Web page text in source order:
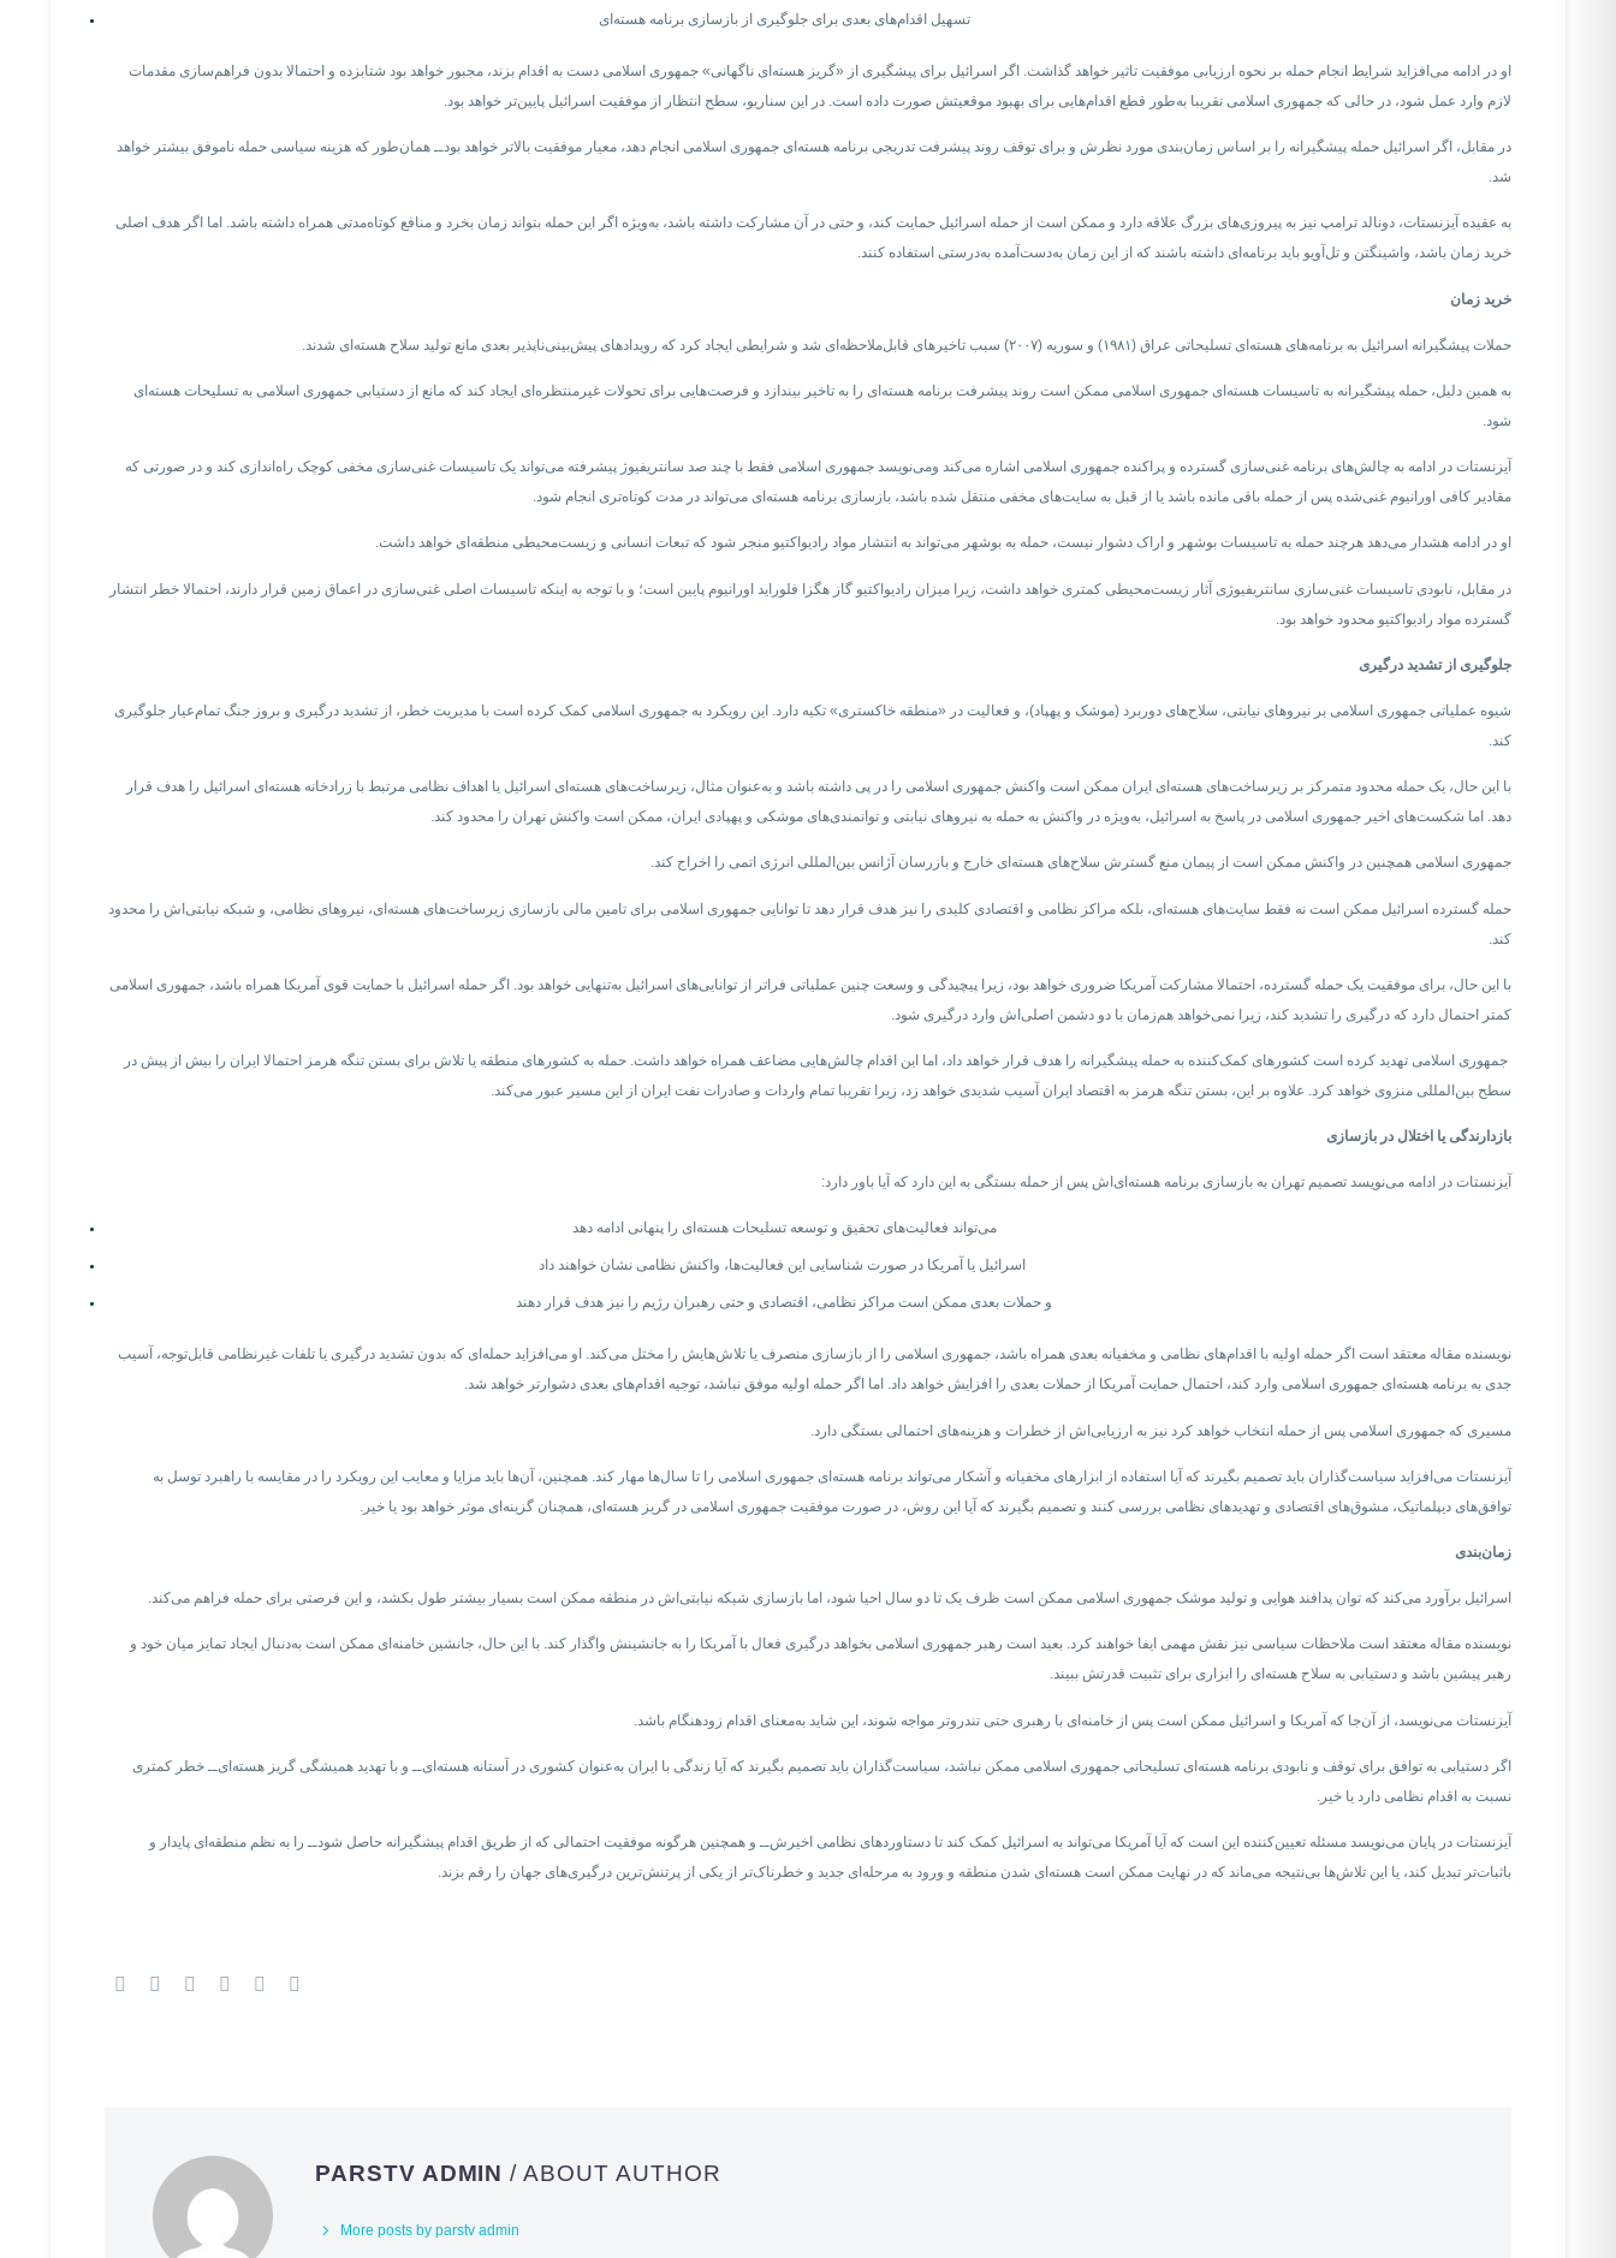
تسهیل اقدام‌های بعدی برای جلوگیری از بازسازی برنامه هسته‌ای
او در ادامه می‌افزاید شرایط انجام حمله بر نحوه ارزیابی موفقیت تاثیر خواهد گذاشت. اگر اسرائیل برای پیشگیری از «گریز هسته‌ای ناگهانی» جمهوری اسلامی دست به اقدام بزند، مجبور خواهد بود شتابزده و احتمالا بدون فراهم‌سازی مقدمات
لازم وارد عمل شود، در حالی که جمهوری اسلامی تقریبا به‌طور قطع اقدام‌هایی برای بهبود موقعیتش صورت داده است. در این سناریو، سطح انتظار از موفقیت اسرائیل پایین‌تر خواهد بود.
در مقابل، اگر اسرائیل حمله پیشگیرانه را بر اساس زمان‌بندی مورد نظرش و برای توقف روند پیشرفت تدریجی برنامه هسته‌ای جمهوری اسلامی انجام دهد، معیار موفقیت بالاتر خواهد بود‌ــ همان‌طور که هزینه سیاسی حمله ناموفق بیشتر خواهد
شد.
به عقیده آیزنستات، دونالد ترامپ نیز به پیروزی‌های بزرگ علاقه دارد و ممکن است از حمله اسرائیل حمایت کند، و حتی در آن مشارکت داشته باشد، به‌ویژه اگر این حمله بتواند زمان بخرد و منافع کوتاه‌مدتی همراه داشته باشد. اما اگر هدف اصلی
خرید زمان باشد، واشینگتن و تل‌آویو باید برنامه‌ای داشته باشند که از این زمان به‌دست‌آمده به‌درستی استفاده کنند.
خرید زمان
حملات پیشگیرانه اسرائیل به برنامه‌های هسته‌ای تسلیحاتی عراق (۱۹۸۱) و سوریه (۲۰۰۷) سبب تاخیرهای قابل‌‌ملاحظه‌ای شد و شرایطی ایجاد کرد که رویدادهای پیش‌بینی‌ناپذیر بعدی مانع تولید سلاح‌ هسته‌ای شدند.
به همین دلیل، حمله پیشگیرانه به تاسیسات هسته‌ای جمهوری اسلامی ممکن است روند پیشرفت برنامه هسته‌ای را به تاخیر بیندازد و فرصت‌هایی برای تحولات غیرمنتظره‌ای ایجاد کند که مانع از دستیابی جمهوری اسلامی به تسلیحات هسته‌ای
شود.
آیزنستات در ادامه به چالش‌های برنامه غنی‌سازی گسترده و پراکنده جمهوری اسلامی اشاره می‌کند ومی‌نویسد جمهوری اسلامی فقط با چند صد سانتریفیوژ پیشرفته می‌تواند یک تاسیسات غنی‌سازی مخفی کوچک راه‌اندازی کند و در صورتی که
مقادیر کافی اورانیوم غنی‌شده پس از حمله باقی مانده باشد یا از قبل به سایت‌های مخفی منتقل شده باشد، بازسازی برنامه هسته‌ای می‌تواند در مدت کوتاه‌تری انجام شود.
او در ادامه هشدار می‌دهد هرچند حمله به تاسیسات بوشهر و اراک دشوار نیست، حمله به بوشهر می‌تواند به انتشار مواد رادیواکتیو منجر شود که تبعات انسانی و زیست‌محیطی منطقه‌ای خواهد داشت.
در مقابل، نابودی تاسیسات غنی‌سازی سانتریفیوژی آثار زیست‌محیطی کمتری خواهد داشت، زیرا میزان رادیواکتیو گاز هگزا فلوراید اورانیوم پایین است؛ و با توجه به اینکه تاسیسات اصلی غنی‌سازی در اعماق زمین قرار دارند، احتمالا خطر انتشار
گسترده مواد رادیواکتیو محدود خواهد بود.
جلوگیری از تشدید درگیری
شیوه عملیاتی جمهوری اسلامی بر نیروهای نیابتی، سلاح‌های دوربرد (موشک‌ و پهپاد)، و فعالیت‌ در «منطقه خاکستری» تکیه دارد. این رویکرد به جمهوری اسلامی کمک کرده است با مدیریت خطر، از تشدید درگیری و بروز جنگ تمام‌عیار جلوگیری
کند.
با این حال، یک حمله محدود متمرکز بر زیرساخت‌های هسته‌ای ایران ممکن است واکنش جمهوری اسلامی را در پی داشته باشد و به‌عنوان مثال، زیرساخت‌های هسته‌ای اسرائیل یا اهداف نظامی مرتبط با زرادخانه هسته‌ای اسرائیل را هدف قرار
دهد. اما شکست‌های اخیر جمهوری اسلامی در پاسخ به اسرائیل، به‌ویژه در واکنش به حمله به نیروهای نیابتی و توانمندی‌های موشکی و پهپادی ایران، ممکن است واکنش تهران را محدود کند.
جمهوری اسلامی همچنین در واکنش ممکن است از پیمان منع گسترش سلاح‌های هسته‌ای خارج و بازرسان آژانس بین‌المللی انرژی اتمی را اخراج کند.
حمله گسترده اسرائیل ممکن است نه‌ فقط سایت‌های هسته‌ای، بلکه مراکز نظامی و اقتصادی کلیدی را نیز هدف قرار دهد تا توانایی جمهوری اسلامی برای تامین مالی بازسازی زیرساخت‌های هسته‌ای، نیروهای نظامی، و شبکه نیابتی‌اش را محدود
کند.
با این حال، برای موفقیت یک حمله گسترده، احتمالا مشارکت آمریکا ضروری خواهد بود، زیرا پیچیدگی و وسعت چنین عملیاتی فراتر از توانایی‌های اسرائیل به‌تنهایی خواهد بود. اگر حمله اسرائیل با حمایت قوی آمریکا همراه باشد، جمهوری اسلامی
کمتر احتمال دارد که درگیری را تشدید کند، زیرا نمی‌خواهد هم‌زمان با دو دشمن اصلی‌اش وارد درگیری شود.
جمهوری اسلامی تهدید کرده است کشورهای کمک‌کننده به حمله پیشگیرانه را هدف قرار خواهد داد، اما این اقدام چالش‌هایی مضاعف همراه خواهد داشت. حمله به کشورهای منطقه یا تلاش برای بستن تنگه هرمز احتمالا ایران را بیش از پیش در
سطح بین‌المللی منزوی خواهد کرد. علاوه بر این، بستن تنگه هرمز به اقتصاد ایران آسیب شدیدی خواهد زد، زیرا تقریبا تمام واردات و صادرات نفت ایران از این مسیر عبور می‌کند.
بازدارندگی یا اختلال در بازسازی
آیزنستات در ادامه می‌نویسد تصمیم تهران به بازسازی برنامه هسته‌ای‌اش پس از حمله بستگی به این دارد که آیا باور دارد:
می‌تواند فعالیت‌های تحقیق و توسعه تسلیحات هسته‌ای را پنهانی ادامه دهد
اسرائیل یا آمریکا در صورت شناسایی این فعالیت‌ها، واکنش نظامی نشان خواهند داد
و حملات بعدی ممکن است مراکز نظامی، اقتصادی و حتی رهبران رژیم را نیز هدف قرار دهند
نویسنده مقاله معتقد است اگر حمله اولیه با اقدام‌های نظامی و مخفیانه بعدی همراه باشد، جمهوری اسلامی را از بازسازی منصرف یا تلاش‌هایش را مختل می‌کند. او می‌افزاید حمله‌ای که بدون تشدید درگیری یا تلفات غیرنظامی قابل‌توجه، آسیب
جدی به برنامه هسته‌ای جمهوری اسلامی وارد کند، احتمال حمایت آمریکا از حملات بعدی را افزایش خواهد داد. اما اگر حمله اولیه موفق نباشد، توجیه اقدام‌های بعدی دشوارتر خواهد شد.
مسیری که جمهوری اسلامی پس از حمله انتخاب خواهد کرد نیز به ارزیابی‌اش از خطرات و هزینه‌های احتمالی بستگی دارد.
آیزنستات می‌افزاید سیاست‌گذاران باید تصمیم بگیرند که آیا استفاده از ابزارهای مخفیانه و آشکار می‌تواند برنامه هسته‌ای جمهوری اسلامی را تا سال‌ها مهار کند. همچنین، آن‌ها باید مزایا و معایب این رویکرد را در مقایسه با راهبرد توسل به
توافق‌های دیپلماتیک، مشوق‌های اقتصادی و تهدیدهای نظامی بررسی کنند و تصمیم بگیرند که آیا این روش، در صورت موفقیت جمهوری اسلامی در گریز هسته‌ای، همچنان گزینه‌ای موثر خواهد بود یا خیر.
زمان‌بندی
اسرائیل برآورد می‌کند که توان پدافند هوایی و تولید موشک جمهوری اسلامی ممکن است ظرف یک تا دو سال احیا شود، اما بازسازی شبکه نیابتی‌اش در منطقه ممکن است بسیار بیشتر طول بکشد، و این فرصتی برای حمله فراهم می‌کند.
نویسنده مقاله معتقد است ملاحظات سیاسی نیز نقش مهمی ایفا خواهند کرد. بعید است رهبر جمهوری اسلامی بخواهد درگیری فعال با آمریکا را به جانشینش واگذار کند. با این حال، جانشین خامنه‌ای ممکن است به‌دنبال ایجاد تمایز میان خود و
رهبر پیشین باشد و دستیابی به سلاح هسته‌ای را ابزاری برای تثبیت قدرتش ببیند.
آیزنستات می‌نویسد، از آن‌جا که آمریکا و اسرائیل ممکن است پس از خامنه‌ای با رهبری حتی تندروتر مواجه شوند، این شاید به‌معنای اقدام زودهنگام باشد.
اگر دستیابی به توافق برای توقف و نابودی برنامه هسته‌ای تسلیحاتی جمهوری اسلامی ممکن نباشد، سیاست‌گذاران باید تصمیم بگیرند که آیا زندگی با ایران به‌عنوان کشوری در آستانه هسته‌ای‌ــ و با تهدید همیشگی گریز هسته‌ای‌ــ خطر کمتری
نسبت به اقدام نظامی دارد یا خیر.
آیزنستات در پایان می‌نویسد مسئله تعیین‌کننده این است که آیا آمریکا می‌تواند به اسرائیل کمک کند تا دستاوردهای نظامی اخیرش‌ــ و همچنین هرگونه موفقیت احتمالی که از طریق اقدام پیشگیرانه حاصل شود‌ــ را به نظم منطقه‌ای پایدار و
باثبات‌تر تبدیل کند، یا این تلاش‌ها بی‌نتیجه می‌ماند که در نهایت ممکن است هسته‌ای شدن منطقه و ورود به مرحله‌ای جدید و خطرناک‌تر از یکی از پرتنش‌ترین درگیری‌های جهان را رقم بزند.
PARSTV ADMIN/ ABOUT AUTHOR
More posts by parstv admin